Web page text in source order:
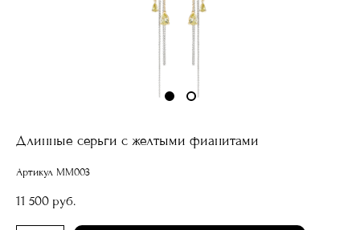
Длинные серьги с желтыми фианитами
Артикул MM003
11 500 pуб.